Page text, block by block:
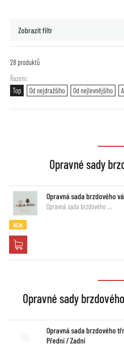
Zobrazit filtr
28 produktů
Řazení
Top
Od nejdražšího Od nejlevnějšího
Opravné sady
Opravná sada brzdového
Opravná sada brzdového …
NEW
Opravné sady
Opravná sada brzdového
Přední / Zadní